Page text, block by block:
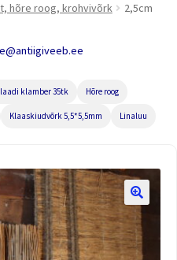
hõre roog, krohvivõrk
2,5cm
klamber 35tk Hõre roog
Klaaskiudvõrk 5,5*5,5mm Linaluu